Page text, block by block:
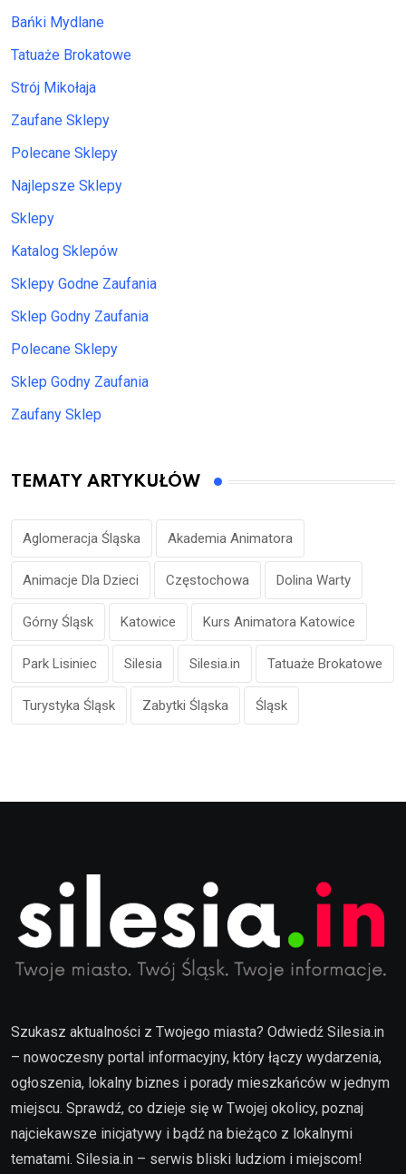
Bańki Mydlane
Tatuaże Brokatowe
Strój Mikołaja
Zaufane Sklepy
Polecane Sklepy
Najlepsze Sklepy
Sklepy
Katalog Sklepów
Sklepy Godne Zaufania
Sklep Godny Zaufania
Polecane Sklepy
Sklep Godny Zaufania
Zaufany Sklep
TEMATY ARTYKUŁÓW
Aglomeracja Śląska Akademia Animatora
Animacje Dla Dzieci Częstochowa Dolina Warty
Górny Śląsk Katowice Kurs Animatora Katowice
Park Lisiniec Silesia Silesia.in Tatuaże Brokatowe
Turystyka Śląsk Zabytki Śląska Śląsk
Szukasz aktualności z Twojego miasta? Odwiedź Silesia.in
– nowoczesny portal informacyjny, który łączy wydarzenia,
ogłoszenia, lokalny biznes i porady mieszkańców w jednym
miejscu. Sprawdź, co dzieje się w Twojej okolicy, poznaj
najciekawsze inicjatywy i bądź na bieżąco z lokalnymi
tematami. Silesia.in – serwis bliski ludziom i miejscom!